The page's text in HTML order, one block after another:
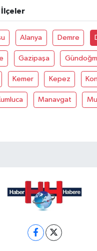
İlçeler
Alanya Demre
Gazipaşa
Kemer Kepez
Manavgat